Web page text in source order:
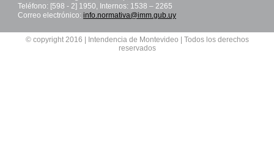
Teléfono: [598 - 2] 1950, Internos: 1538 – 2265
Correo electrónico: info.normativa@imm.gub.uy
© copyright 2016 | Intendencia de Montevideo | Todos los derechos
reservados